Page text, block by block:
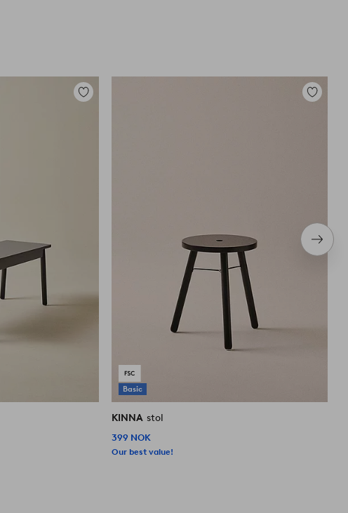
Legg
Basic
Legg
KINNA stol
399 NOK
Our best value!
Neste